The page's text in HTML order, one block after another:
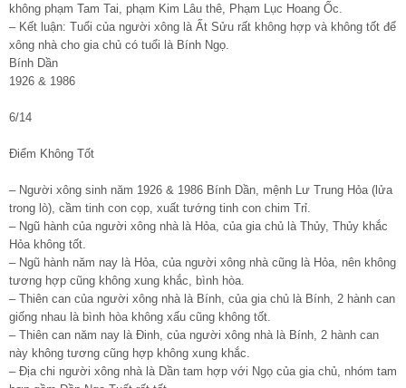
không phạm Tam Tai, phạm Kim Lâu thê, Phạm Lục Hoang Ốc.
– Kết luận: Tuổi của người xông là Ất Sửu rất không hợp và không tốt để
xông nhà cho gia chủ có tuổi là Bính Ngọ.
Bính Dần
1926 & 1986
6/14
Điểm Không Tốt
– Người xông sinh năm 1926 & 1986 Bính Dần, mệnh Lư Trung Hỏa (lửa
trong lò), cầm tinh con cọp, xuất tướng tinh con chim Trỉ.
– Ngũ hành của người xông nhà là Hỏa, của gia chủ là Thủy, Thủy khắc
Hỏa không tốt.
– Ngũ hành năm nay là Hỏa, của người xông nhà cũng là Hỏa, nên không
tương hợp cũng không xung khắc, bình hòa.
– Thiên can của người xông nhà là Bính, của gia chủ là Bính, 2 hành can
giống nhau là bình hòa không xấu cũng không tốt.
– Thiên can năm nay là Đinh, của người xông nhà là Bính, 2 hành can
này không tương cũng hợp không xung khắc.
– Địa chi người xông nhà là Dần tam hợp với Ngọ của gia chủ, nhóm tam